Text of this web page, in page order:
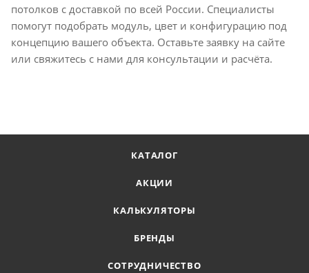
потолков с доставкой по всей России. Специалисты
помогут подобрать модуль, цвет и конфигурацию под
концепцию вашего объекта. Оставьте заявку на сайте
или свяжитесь с нами для консультации и расчёта.
КАТАЛОГ
АКЦИИ
КАЛЬКУЛЯТОРЫ
БРЕНДЫ
СОТРУДНИЧЕСТВО